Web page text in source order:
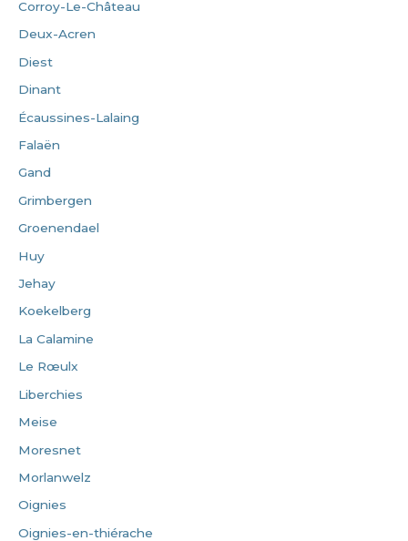
Corroy-Le-Château
Deux-Acren
Diest
Dinant
Écaussines-Lalaing
Falaën
Gand
Grimbergen
Groenendael
Huy
Jehay
Koekelberg
La Calamine
Le Rœulx
Liberchies
Meise
Moresnet
Morlanwelz
Oignies
Oignies-en-thiérache